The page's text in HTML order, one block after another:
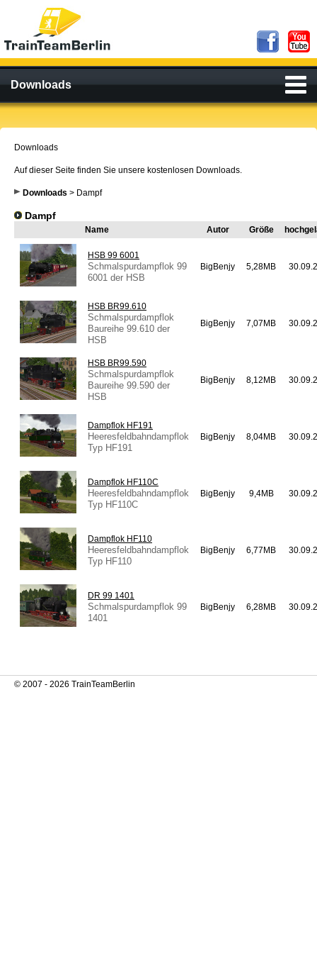
Downloads
Downloads
Auf dieser Seite finden Sie unsere kostenlosen Downloads.
Downloads > Dampf
Dampf
Name Autor Größe
HSB 99 6001
Schmalspurdampflok 99
6001 der HSB
BigBenjy 5,28MB
HSB BR99.610
Schmalspurdampflok
Baureihe 99.610 der
HSB
BigBenjy 7,07MB
HSB BR99.590
Schmalspurdampflok
Baureihe 99.590 der
HSB
BigBenjy 8,12MB
Dampflok HF191
Heeresfeldbahndampflok
Typ HF191
BigBenjy 8,04MB
Dampflok HF110C
Heeresfeldbahndampflok
Typ HF110C
BigBenjy 9,4MB
Dampflok HF110
Heeresfeldbahndampflok
Typ HF110
BigBenjy 6,77MB
DR 99 1401
Schmalspurdampflok 99
1401
BigBenjy 6,28MB
© 2007 - 2026 TrainTeamBerlin